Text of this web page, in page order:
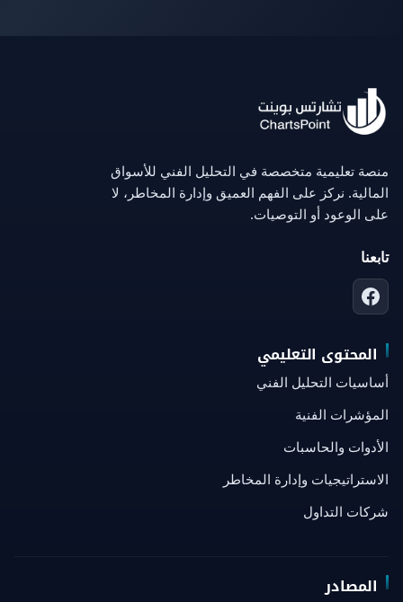
منصة تعليمية متخصصة في التحليل الفني للأسواق
المالية. نركز على الفهم العميق وإدارة المخاطر، لا
على الوعود أو التوصيات.
تابعنا
المحتوى التعليمي
أساسيات التحليل الفني
المؤشرات الفنية
الأدوات والحاسبات
الاستراتيجيات وإدارة المخاطر
شركات التداول
المصادر